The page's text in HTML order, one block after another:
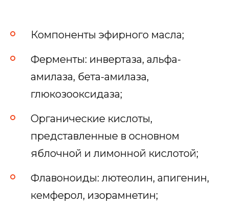
Компоненты эфирного масла;
Ферменты: инвертаза, альфа-
амилаза, бета-амилаза,
глюкозооксидаза;
Органические кислоты,
представленные в основном
яблочной и лимонной кислотой;
Флавоноиды: лютеолин, апигенин,
кемферол, изорамнетин;